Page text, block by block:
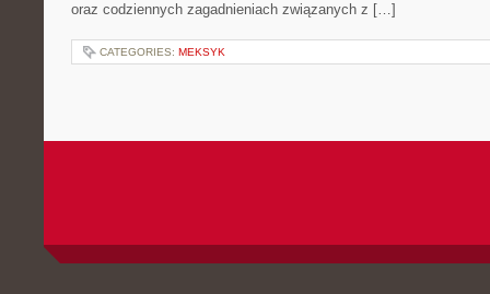
oraz codziennych zagadnieniach związanych z […]
CATEGORIES: MEKSYK